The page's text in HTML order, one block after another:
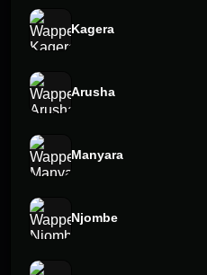
Kagera
Arusha
Manyara
Njombe